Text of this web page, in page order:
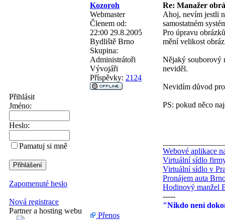
Přihlásit
Jméno:
Heslo:
Pamatuj si mně
Zapomenuté heslo
Nová registrace
Partner a hosting webu
Kozoroh
Re: Manažer
Webmaster
Členem od:
22:00 29.8.2005
Bydliště Brno
Skupina:
Administrátoři
Vývojáři
Příspěvky: 2124
Ahoj, nevím jestli
samostatném
Pro úpravu
mění velikost
Nějaký souborový
neviděl.
Nevidím důvod
PS: pokud něco
Webové aplikace
Virtuální sídlo
Virtuální sídlo v
Pronájem auta
Hodinový manžel
-----
"Nikdo není
Přenos